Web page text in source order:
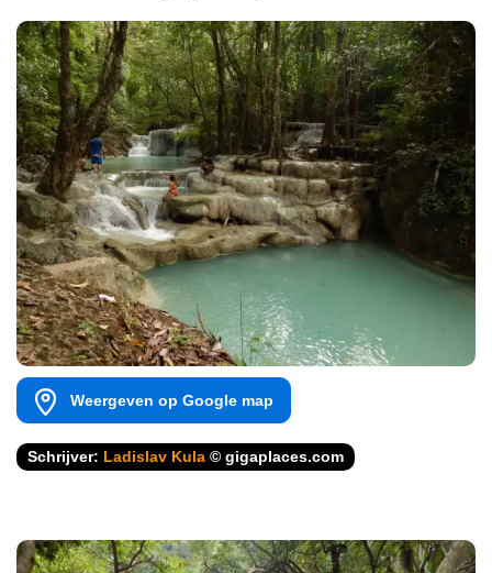
Weergeven op Google map
Schrijver: Ladislav Kula © gigaplaces.com